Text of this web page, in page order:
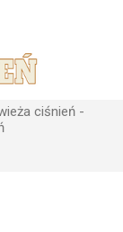
obiektu.
musi zostać
Ponieważ
musi być
się u
ciśnień -